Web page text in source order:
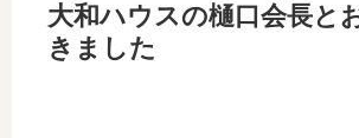
大和ハウスの樋口会長と
きました